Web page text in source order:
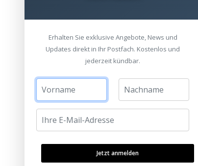
Bitte
Alle
oder
Sie
Erhalten Sie exklusive Angebote, News und
Updates direkt in Ihr Postfach. Kostenlos und
jederzeit kündbar.
Jetzt anmelden